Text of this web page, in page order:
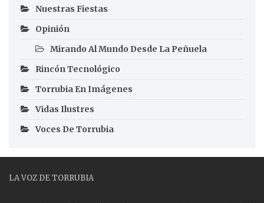
Nuestras Fiestas
Opinión
Mirando Al Mundo Desde La Peñuela
Rincón Tecnológico
Torrubia En Imágenes
Vidas Ilustres
Voces De Torrubia
LA VOZ DE TORRUBIA